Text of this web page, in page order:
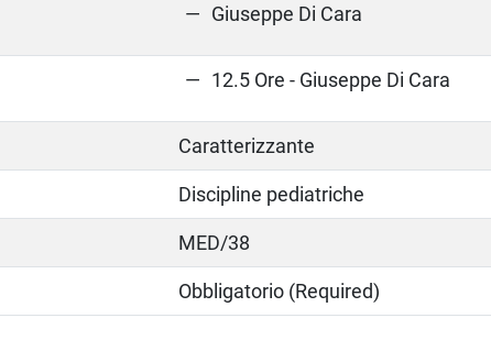
Giuseppe Di Cara
12.5 Ore - Giuseppe Di Cara
Caratterizzante
Discipline pediatriche
MED/38
Obbligatorio (Required)